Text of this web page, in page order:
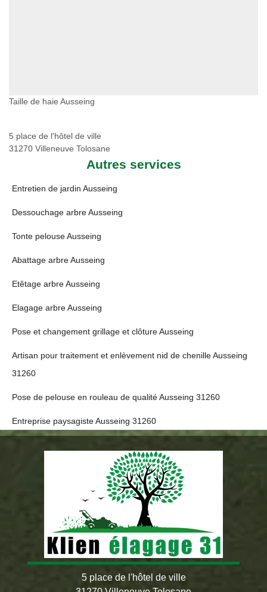
Taille de haie Ausseing
5 place de l'hôtel de ville
31270 Villeneuve Tolosane
Autres services
Entretien de jardin Ausseing
Dessouchage arbre Ausseing
Tonte pelouse Ausseing
Abattage arbre Ausseing
Etêtage arbre Ausseing
Elagage arbre Ausseing
Pose et changement grillage et clôture Ausseing
Artisan pour traitement et enlèvement nid de chenille Ausseing
31260
Pose de pelouse en rouleau de qualité Ausseing 31260
Entreprise paysagiste Ausseing 31260
5 place de l'hôtel de ville